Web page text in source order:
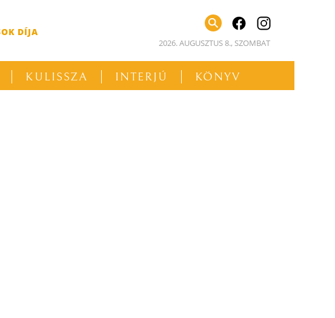
DÍJA facebookinstagram
2026. AUGUSZTUS 8., SZOMBAT
KULISSZA INTERJÚ KÖNYV